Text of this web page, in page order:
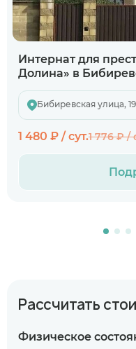
Интернат для
Долина» в
Бибиревская улица,
1 480 ₽ / сут.1 776 ₽ /
Рассчитать
Физическое